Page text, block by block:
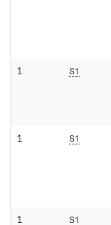
1 S1
1 S1
1 S1